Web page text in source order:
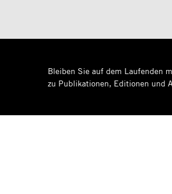
Bleiben Sie auf dem Laufenden
zu Publikationen, Editionen und